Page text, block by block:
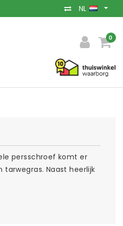
NL
0
persschroef komt er
Naast heerlijk